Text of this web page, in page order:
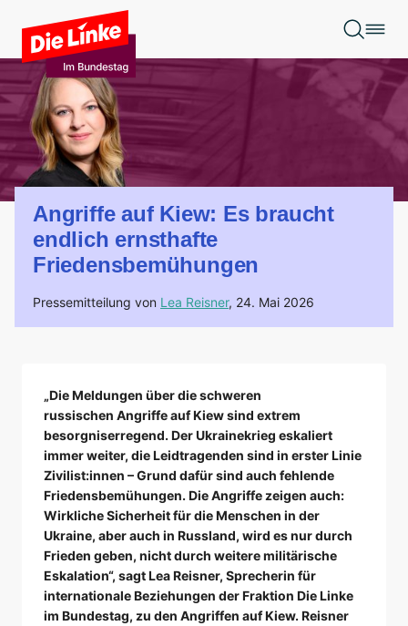
Zum Hauptinhalt springen
Angriffe auf Kiew: Es braucht
endlich ernsthafte
Friedensbemühungen
Pressemitteilung von Lea Reisner, 24. Mai 2026
„Die Meldungen über die schweren
russischen Angriffe auf Kiew sind extrem
besorgniserregend. Der Ukrainekrieg eskaliert
immer weiter, die Leidtragenden sind in erster Linie
Zivilist:innen – Grund dafür sind auch fehlende
Friedensbemühungen. Die Angriffe zeigen auch:
Wirkliche Sicherheit für die Menschen in der
Ukraine, aber auch in Russland, wird es nur durch
Frieden geben, nicht durch weitere militärische
Eskalation“, sagt Lea Reisner, Sprecherin für
internationale Beziehungen der Fraktion Die Linke
im Bundestag, zu den Angriffen auf Kiew. Reisner